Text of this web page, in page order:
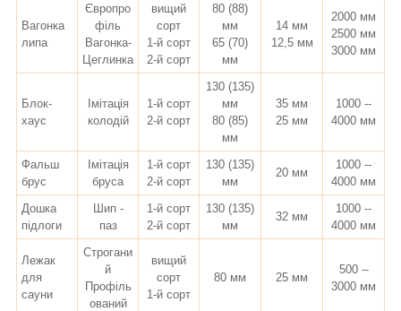
Вагонка
липа
Європро
філь
Вагонка-
Цеглинка
вищий
сорт
1-й сорт
2-й сорт
80 (88)
мм
65 (70)
мм
14 мм
12,5 мм
2000 мм
2500 мм
3000 мм
Блок-
хаус
Імітація
колодій
1-й сорт
2-й сорт
130 (135)
мм
80 (85)
мм
35 мм
25 мм
1000 --
4000 мм
Фальш
брус
Імітація
бруса
1-й сорт
2-й сорт
130 (135)
мм
20 мм
1000 --
4000 мм
Дошка
підлоги
Шип -
паз
1-й сорт
2-й сорт
130 (135)
мм
32 мм
1000 --
4000 мм
Лежак
для
сауни
Строгани
й
Профіль
ований
вищий
сорт
1-й сорт
80 мм 25 мм
500 --
3000 мм